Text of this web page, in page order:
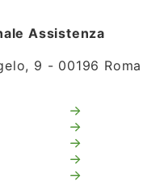
Assistenza
9 - 00196 Roma